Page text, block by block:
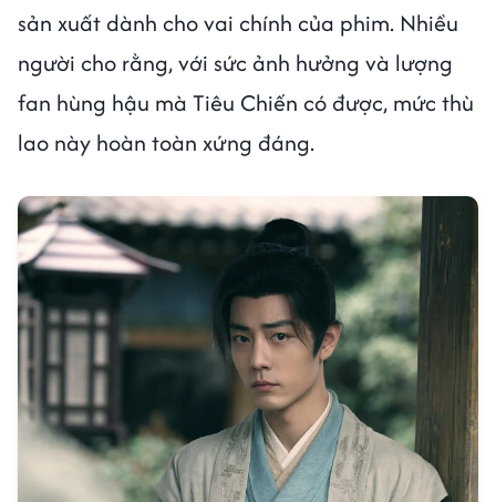
sản xuất dành cho vai chính của phim. Nhiều
người cho rằng, với sức ảnh hưởng và lượng
fan hùng hậu mà Tiêu Chiến có được, mức thù
lao này hoàn toàn xứng đáng.